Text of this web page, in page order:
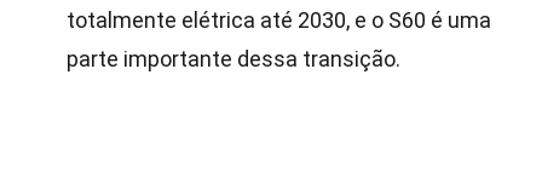
totalmente elétrica até 2030, e o S60 é uma
parte importante dessa transição.